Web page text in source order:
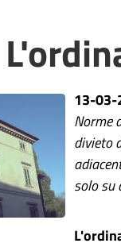
13-03-
Norme
divieto
solo su